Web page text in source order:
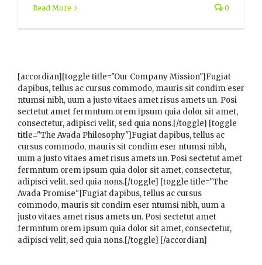
Read More 0
[accordian][toggle title="Our Company Mission"]Fugiat
dapibus, tellus ac cursus commodo, mauris sit condim eser
ntumsi nibh, uum a justo vitaes amet risus amets un. Posi
sectetut amet fermntum orem ipsum quia dolor sit amet,
consectetur, adipisci velit, sed quia nons.[/toggle] [toggle
title="The Avada Philosophy"]Fugiat dapibus, tellus ac
cursus commodo, mauris sit condim eser ntumsi nibh,
uum a justo vitaes amet risus amets un. Posi sectetut amet
fermntum orem ipsum quia dolor sit amet, consectetur,
adipisci velit, sed quia nons.[/toggle] [toggle title="The
Avada Promise"]Fugiat dapibus, tellus ac cursus
commodo, mauris sit condim eser ntumsi nibh, uum a
justo vitaes amet risus amets un. Posi sectetut amet
fermntum orem ipsum quia dolor sit amet, consectetur,
adipisci velit, sed quia nons.[/toggle] [/accordian]